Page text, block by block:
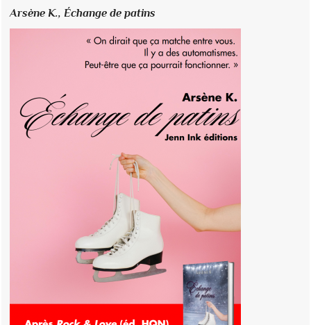
Arsène K.,Échange de patins